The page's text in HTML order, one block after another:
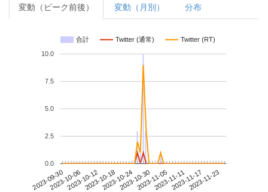
変動（ピーク前後） 変動（月別） 分布
合計 Twitter (通常) Twitter (RT)
2023-09-302023-10-062023-10-122023-10-182023-10-242023-10-302023-11-052023-11-112023-11-172023-11-23
0.0
2.5
5.0
7.5
10.0